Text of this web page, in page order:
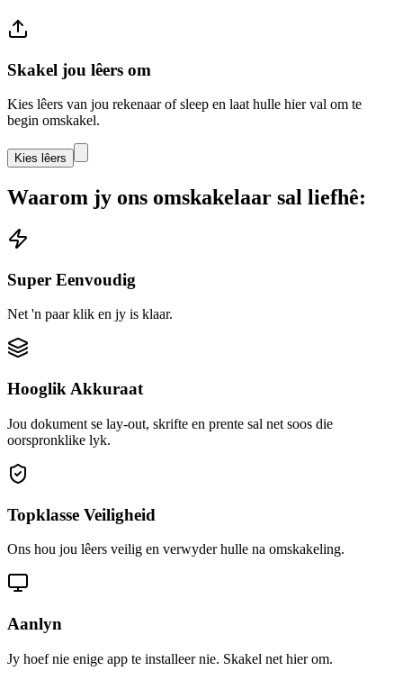
Skakel jou lêers om
Kies lêers van jou rekenaar of sleep en laat hulle hier val om te
begin omskakel.
Kies lêers
Waarom jy ons omskakelaar sal liefhê:
Super Eenvoudig
Net 'n paar klik en jy is klaar.
Hooglik Akkuraat
Jou dokument se lay-out, skrifte en prente sal net soos die
oorspronklike lyk.
Topklasse Veiligheid
Ons hou jou lêers veilig en verwyder hulle na omskakeling.
Aanlyn
Jy hoef nie enige app te installeer nie. Skakel net hier om.